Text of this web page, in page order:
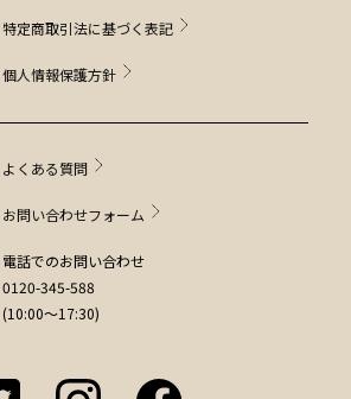
特定商取引法に基づく表記
個人情報保護方針
よくある質問
お問い合わせフォーム
電話でのお問い合わせ
0120-345-588
(10:00～17:30)